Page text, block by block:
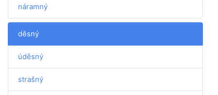
náramný
děsný
úděsný
strašný